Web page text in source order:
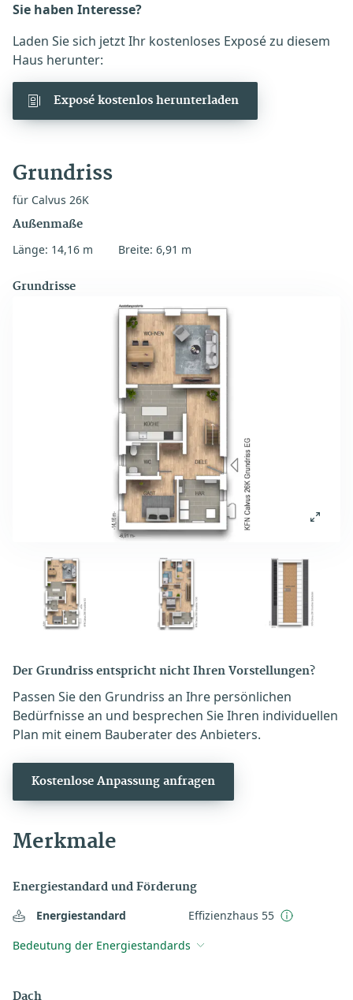
Sie haben Interesse?
Laden Sie sich jetzt Ihr kostenloses Exposé zu diesem
Haus herunter:
Exposé kostenlos herunterladen
Grundriss
für Calvus 26K
Außenmaße
Länge: 14,16 m Breite: 6,91 m
Grundrisse
Der Grundriss entspricht nicht Ihren Vorstellungen?
Passen Sie den Grundriss an Ihre persönlichen
Bedürfnisse an und besprechen Sie Ihren individuellen
Plan mit einem Bauberater des Anbieters.
Kostenlose Anpassung anfragen
Merkmale
Energiestandard und Förderung
Energiestandard
Effizienzhaus 55
Bedeutung der Energiestandards
Dach